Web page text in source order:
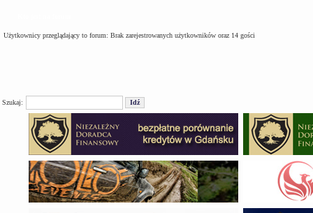
Użytkownicy przeglądający to forum: Brak zarejestrowanych użytkowników oraz 14 gości
Szukaj: